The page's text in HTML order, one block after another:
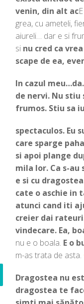
venin, din alt ac
grea, cu ameteli,
aiureli… dar e si
si nu cred ca
scape de ea,
In cazul
de nervi. Nu stiu
frumos. Stiu sa
spectaculos. Eu
care sparge
si apoi plange
mila lor. Ca s-au
e si cu
cate o aschie in
atunci cand iti
creier dai
vindecare. Ea,
nu e o boala. E o
m-as trata de asta.
Dragostea nu
dragostea te